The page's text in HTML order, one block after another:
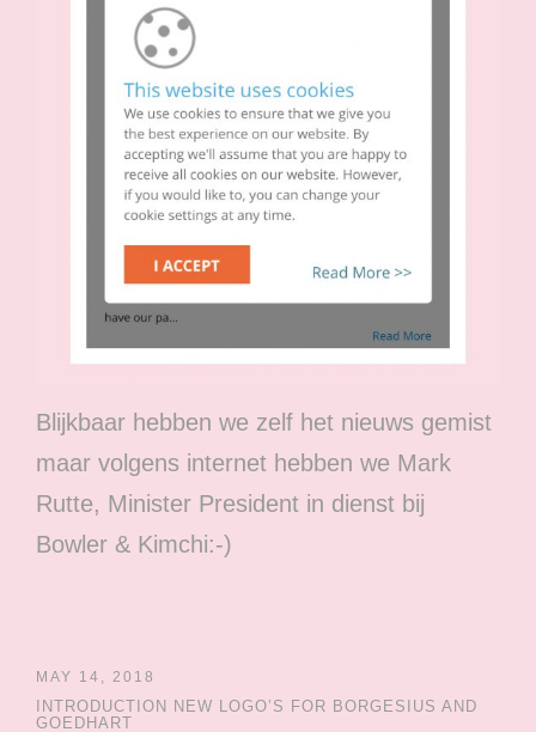
Blijkbaar hebben we zelf het nieuws gemist
maar volgens internet hebben we Mark
Rutte, Minister President in dienst bij
Bowler & Kimchi:-)
MAY 14, 2018
INTRODUCTION NEW LOGO’S FOR BORGESIUS AND
GOEDHART